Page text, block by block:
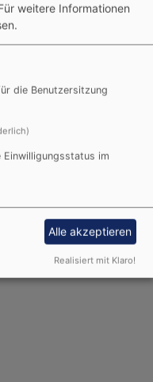
Steinbachtal
weitere Informationen
die Benutzersitzung
im
Alle akzeptieren
Realisiert mit Klaro!